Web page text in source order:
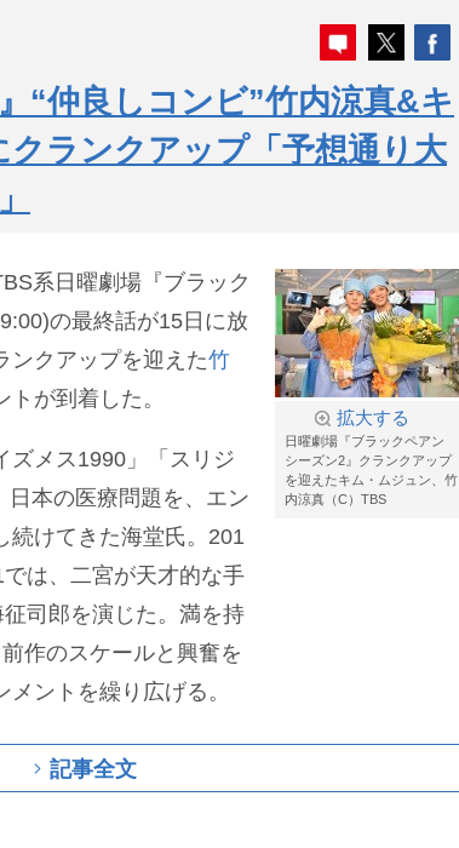
“仲良しコンビ”竹内涼真&キ
ランクアップ「予想通り大
拡大する
日曜劇場『ブラックペアン
シーズン2』クランクアップ
を迎えたキム・ムジュン、竹
内涼真（C）TBS
系日曜劇場『ブラック
の最終話が15日に放
ンクアップを迎えた竹
トが到着した。
ズメス1990」「スリジ
本の医療問題を、エン
続けてきた海堂氏。201
は、二宮が天才的な手
司郎を演じた。満を持
作のスケールと興奮を
ントを繰り広げる。
記事全文